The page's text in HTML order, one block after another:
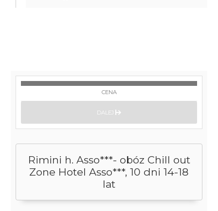
Rimini h. Asso***- obóz Chill out
Zone Hotel Asso***, 10 dni 14-18
lat
CENA
DALEJ